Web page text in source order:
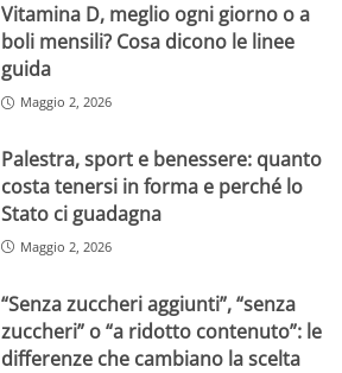
Vitamina D, meglio ogni giorno o a
boli mensili? Cosa dicono le linee
guida
Maggio 2, 2026
Palestra, sport e benessere: quanto
costa tenersi in forma e perché lo
Stato ci guadagna
Maggio 2, 2026
“Senza zuccheri aggiunti”, “senza
zuccheri” o “a ridotto contenuto”: le
differenze che cambiano la scelta